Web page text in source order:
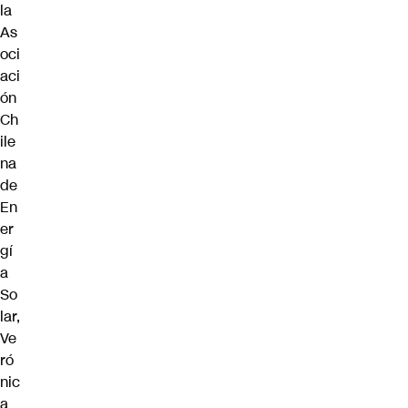
la
As
oci
aci
ón
Ch
ile
na
de
En
er
gí
a
So
lar,
Ve
ró
nic
a